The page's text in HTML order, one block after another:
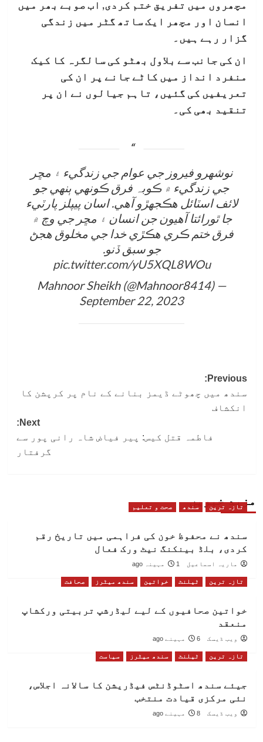
مچھروں میں تفریق ختم کردی, اب صوبے بھر میں
انسان اور مچھر ایک ساتھ گٹر میں زندگی
گزار رہے ہیں۔
ان کی جانب سے بلاول بھٹو کی سالگرہ کا کیک
منفرد انداز میں کاٹے جانے پر ان کی
تعریفیں کی گئیں، تاہم جیالوں نے ان پر
تنقید بھی کی۔
نوشھرو فيروز جي عوام جي زندگيء ۽ مڇر
جي زندگيء ۾ ڪوبہ فرق ڪونھي ٻنھي جو
لائف اسٽائل ھڪجھڙو آھي. اسان پيپلز پارٽيء
جا ٿورائتا آھيون جن انسان ۽ مڇر جي وچ ۾
فرق ختم ڪري ھڪڙي خدا جي مخلوق ھجڻ
جو سبق ڏنو.
pic.twitter.com/yU5XQL8WOu
— Mahnoor Sheikh (@Mahnoor8414)
September 22, 2023
Post
navigation
Previous:
سندھ میں چھوٹے ڈیمز بنانے کے نام پر کرپشن کا
انکشاف
Next:
فاطمہ قتل کیس: پیر فیاض شاہ رانی پور سے
گرفتار
مزید خبریں
تازہ ترین سندھ صحت و تعلیم
سندھ نے محفوظ خون کی فراہمی میں تاریخ رقم
کردی، بلڈ بینکنگ نیٹ ورک فعال
ماریہ اسماعیل 1 مہینہ ago
تازہ ترین ٹیلنٹ خواتین سندھ میٹرز صحافت
خواتین صحافیوں کے لیے لیڈرشپ تربیتی ورکشاپ
منعقد
ویب ڈیسک 6 مہینے ago
تازہ ترین ٹیلنٹ سندھ میٹرز سیاست
جیئے سندھ اسٹوڈنٹس فیڈریشن کا سالانہ اجلاس،
نئی مرکزی قیادت منتخب
ویب ڈیسک 8 مہینے ago